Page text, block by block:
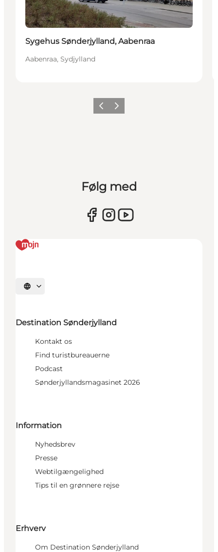
Sygehus Sønderjylland, Aabenraa
Aabenraa, Sydjylland
ForrigeNæste
Følg med
Vælg sprog
Destination Sønderjylland
Kontakt os
Find turistbureauerne
Podcast
Sønderjyllandsmagasinet 2026
Information
Nyhedsbrev
Presse
Webtilgængelighed
Tips til en grønnere rejse
Erhverv
Om Destination Sønderjylland